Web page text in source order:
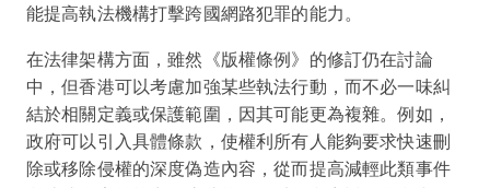
能提高執法機構打擊跨國網路犯罪的能力。
在法律架構方面，雖然《版權條例》的修訂仍在討論
中，但香港可以考慮加強某些執法行動，而不必一味糾
結於相關定義或保護範圍，因其可能更為複雜。例如，
政府可以引入具體條款，使權利所有人能夠要求快速刪
除或移除侵權的深度偽造內容，從而提高減輕此類事件